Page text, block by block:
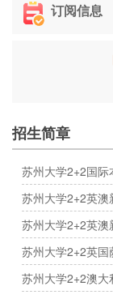
订阅信息
招生简章
苏州大学2+2国
苏州大学2+2英
苏州大学2+2英澳
苏州大学2+2英国
苏州大学2+2澳